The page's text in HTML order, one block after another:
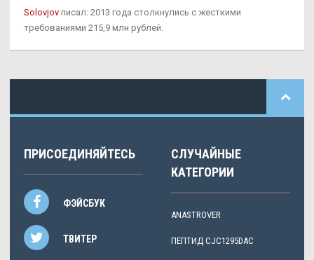
Solovjov писал: 2013 года столкнулись с жесткими
требованиями 215,9 млн рублей.
ПРИСОЕДИНЯЙТЕСЬ
ФЭЙСБУК
ТВИТЕР
СЛУЧАЙНЫЕ
КАТЕГОРИИ
ANASTROVER
ПЕПТИД CJC1295DAC